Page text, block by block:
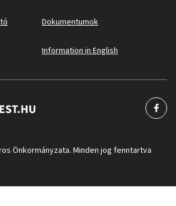
Dokumentumok
Information in English
Önkormányzata. Minden jog fenntartva